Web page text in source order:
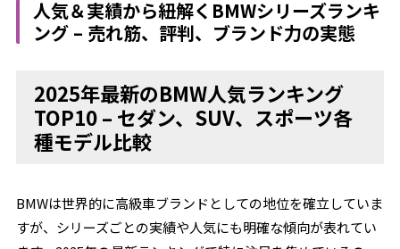
人気＆実績から紐解くBMWシリーズランキ
ング – 売れ筋、評判、ブランド力の実態
2025年最新のBMW人気ランキング
TOP10 – セダン、SUV、スポーツ各
種モデル比較
BMWは世界的に高級車ブランドとしての地位を確立していま
すが、シリーズごとの実績や人気にも明確な傾向が表れてい